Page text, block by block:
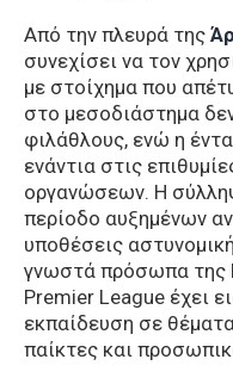
Από την πλευρά της
συνεχίσει να τον
με στοίχημα που
στο μεσοδιάστημα
φιλάθλους, ενώ η
ενάντια στις
οργανώσεων. Η
περίοδο αυξημένων
υποθέσεις
γνωστά πρόσωπα της
Premier League έχει
εκπαίδευση σε
παίκτες και